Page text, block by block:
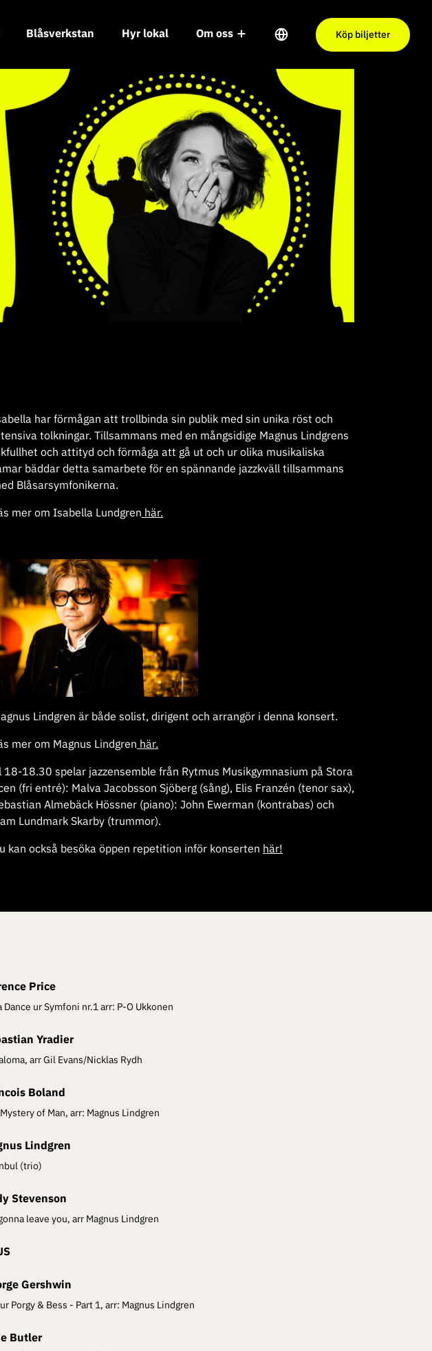
Blåsverkstan Hyr lokal Om oss Köp biljetter
har förmågan att trollbinda sin publik med sin unika röst och
tolkningar. Tillsammans med en mångsidige Magnus Lindgrens
och attityd och förmåga att gå ut och ur olika musikaliska
bäddar detta samarbete för en spännande jazzkväll tillsammans
Blåsarsymfonikerna.
mer om Isabella Lundgren här.
Lindgren är både solist, dirigent och arrangör i denna konsert.
mer om Magnus Lindgren här.
18-18.30 spelar jazzensemble från Rytmus Musikgymnasium på Stora
(fri entré): Malva Jacobsson Sjöberg (sång), Elis Franzén (tenor sax),
Almebäck Hössner (piano): John Ewerman (kontrabas) och
Lundmark Skarby (trummor).
kan också besöka öppen repetition inför konserten här!
Price
Dance ur Symfoni nr.1 arr: P-O Ukkonen
Yradier
arr Gil Evans/Nicklas Rydh
Boland
of Man, arr: Magnus Lindgren
Lindgren
(trio)
Stevenson
leave you, arr Magnus Lindgren
Gershwin
Porgy & Bess - Part 1, arr: Magnus Lindgren
Butler